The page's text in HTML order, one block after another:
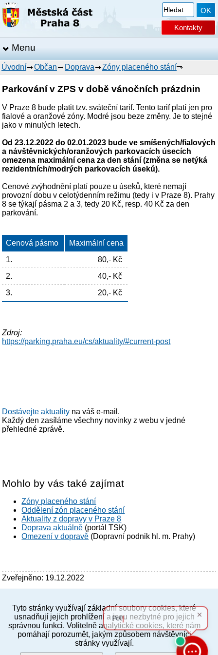
Kontakty
Menu
Úvodní Občan Doprava Zóny placeného stání
Parkování v ZPS v době vánočních prázdnin
V Praze 8 bude platit tzv. sváteční tarif. Tento tarif platí jen pro
fialové a oranžové zóny. Modré jsou beze změny. Je to stejné
jako v minulých letech.
Od 23.12.2022 do 02.01.2023 bude ve smíšených/fialových
a návštěvnických/oranžových parkovacích úsecích
omezena maximální cena za den stání (změna se netýká
rezidentních/modrých parkovacích úseků).
Cenové zvýhodnění platí pouze u úseků, které nemají
provozní dobu v celotýdenním režimu (tedy i v Praze 8). Prahy
8 se týkají pásma 2 a 3, tedy 20 Kč, resp. 40 Kč za den
parkování.
Cenová pásmo
Maximální cena
1.
80,- Kč
2.
40,- Kč
3.
20,- Kč
Zdroj:
https://parking.praha.eu/cs/aktuality/#current-post
Dostávejte aktuality na váš e-mail.
Každý den zasíláme všechny novinky z webu v jedné
přehledné zprávě.
Mohlo by vás také zajímat
Zóny placeného stání
Oddělení zón placeného stání
Aktuality z dopravy v Praze 8
Doprava aktuálně (portál TSK)
Omezení v dopravě (Dopravní podnik hl. m. Prahy)
Zveřejněno: 19.12.2022
PC verze ENG
Povinné a praktické informace
Tyto stránky využívají základní soubory cookies, které
usnadňují jejich prohlížení a jsou nezbytné pro jejich
správnou funkci. Volitelně analytické cookies, které nám
pomáhají porozumět, jakým způsobem návštěvníci
stránky využívají.